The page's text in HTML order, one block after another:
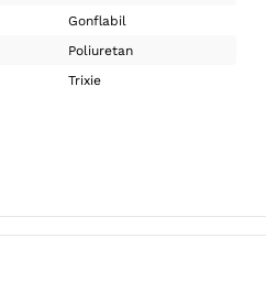
Gonflabil
Poliuretan
Trixie